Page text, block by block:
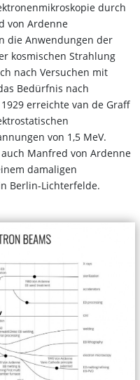
durch
von Ardenne
die Anwendungen der
kosmischen Strahlung
nach Versuchen mit
Bedürfnis nach
erreichte van de Graff
von 1,5 MeV.
Manfred von Ardenne
damaligen
Berlin-Lichterfelde.